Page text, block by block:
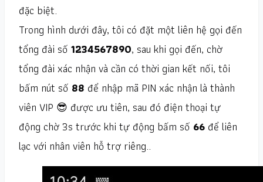
đặc biệt.
Trong hình dưới đây, tôi có đặt một liên hệ gọi đến
tổng đài số 1234567890, sau khi gọi đến, chờ
tổng đài xác nhận và cần có thời gian kết nối, tôi
bấm nút số 88 để nhập mã PIN xác nhận là thành
viên VIP 😎 được ưu tiên, sau đó điện thoại tự
động chờ 3s trước khi tự động bấm số 66 để liên
lạc với nhân viên hỗ trợ riêng..